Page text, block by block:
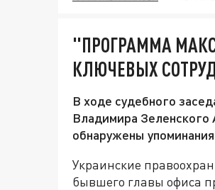
"ПРОГРАММА
КЛЮЧЕВЫХ
В ходе судебного
Владимира Зеленского
обнаружены
Украинские
бывшего главы офиса